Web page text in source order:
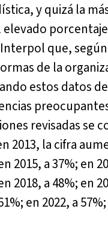
y quizá la
que, según
de la
estos datos
revisadas se
2013, la cifra
2015, a 37%; en
2018, a 48%; en
en 2022, a